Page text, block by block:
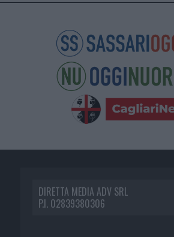
DIRETTA MEDIA ADV SRL
P.I. 02839380306